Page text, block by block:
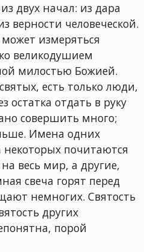
двух начал: из дара
верности человеческой.
измеряться
великодушием
милостью Божией.
есть только люди,
остатка отдать в руку
совершить много;
Имена одних
некоторых почитаются
весь мир, а другие,
свеча горят перед
немногих. Святость
других
порой